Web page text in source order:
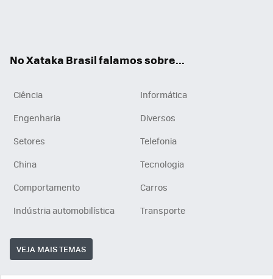
No Xataka Brasil falamos sobre...
Ciência
Informática
Engenharia
Diversos
Setores
Telefonia
China
Tecnologia
Comportamento
Carros
Indústria automobilística
Transporte
VEJA MAIS TEMAS